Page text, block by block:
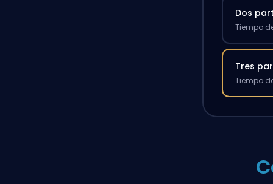
Dos
Tiempo
Tres
Tiempo